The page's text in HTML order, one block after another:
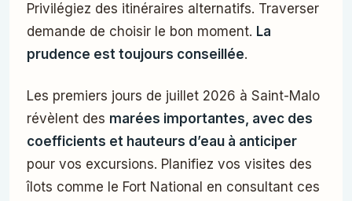
Privilégiez des itinéraires alternatifs. Traverser
demande de choisir le bon moment. La
prudence est toujours conseillée.
Les premiers jours de juillet 2026 à Saint-Malo
révèlent des marées importantes, avec des
coefficients et hauteurs d’eau à anticiper
pour vos excursions. Planifiez vos visites des
îlots comme le Fort National en consultant ces